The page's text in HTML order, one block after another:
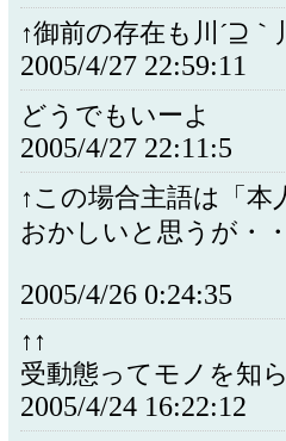
↑御前の存在も川´⊇
2005/4/27 22:59:11
どうでもいーよ
2005/4/27 22:11:5
↑この場合主語は「
おかしいと思うが・
2005/4/26 0:24:35
↑↑
受動態ってモノを知
2005/4/24 16:22:12